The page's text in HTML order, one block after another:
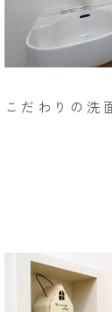
こだわりの洗